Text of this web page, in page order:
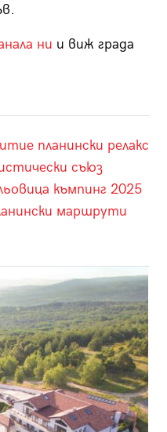
ни и виж града
планински релакс
съюз
къмпинг 2025
маршрути